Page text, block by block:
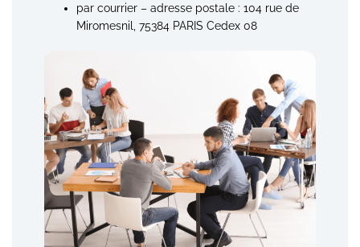
par courrier – adresse postale : 104 rue de
Miromesnil, 75384 PARIS Cedex 08